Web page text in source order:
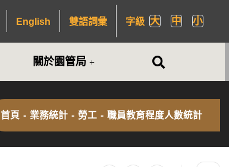
English 雙語詞彙 字級 大 中 小
關於園管局
首頁 - 業務統計 - 勞工 - 職員教育程度人數統計